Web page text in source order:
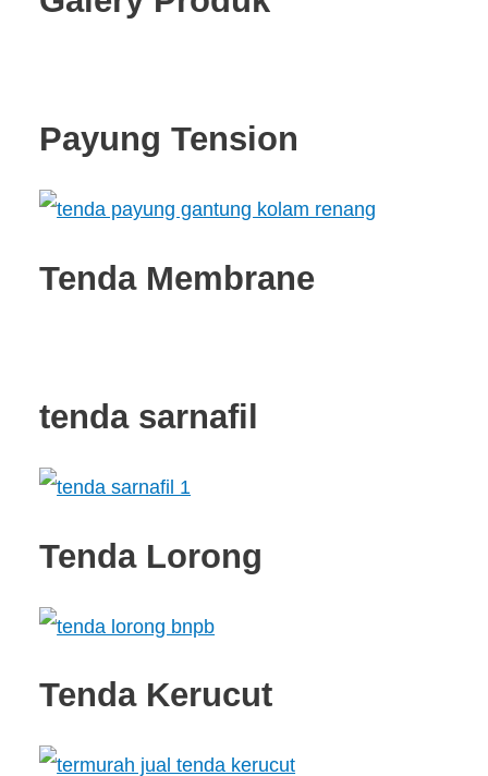
Payung Tension
Tenda Membrane
tenda sarnafil
Tenda Lorong
Tenda Kerucut